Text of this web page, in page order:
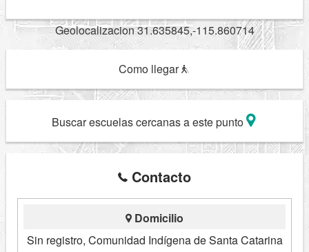
Geolocalizacion 31.635845,-115.860714
Como llegar
Buscar escuelas cercanas a este punto
Contacto
Domicilio
Sin registro, Comunidad Indígena de Santa Catarina